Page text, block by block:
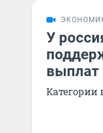
У
выплат
Категории